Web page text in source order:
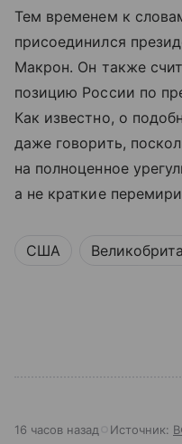
Тем временем к
присоединился
Макрон. Он также
позицию России по
Как известно, о
даже говорить,
на полноценное
а не краткие
США
16 часов назад Источник: